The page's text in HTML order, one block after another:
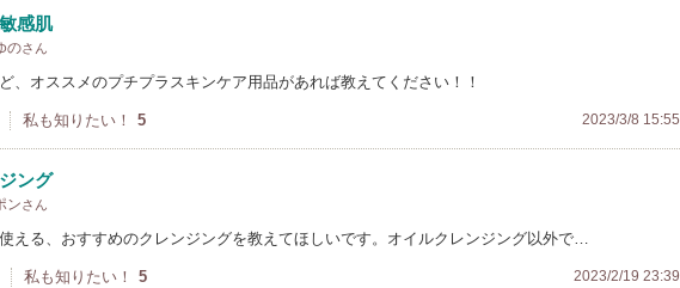
感肌
のさん
、オススメのプチプラスキンケア用品があれば教えてください！！
私も知りたい！ 5 2023/3/8 15:55
ング
ンさん
える、おすすめのクレンジングを教えてほしいです。オイルクレンジング以外で…
私も知りたい！ 5 2023/2/19 23:39